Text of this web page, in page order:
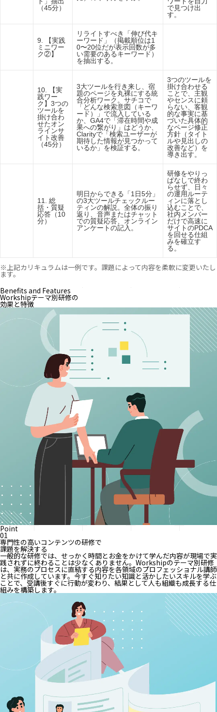
（45分）
で見つけ出
す。
9. 【実践
ミニワー
ク②】
リライトすべき「伸び代キ
ーワード」（掲載順位は1
0〜20位だが表示回数が多
い需要のあるキーワード）
を抽出する。
10. 【実
践ワー
ク】3つの
ツールを
掛け合わ
せたオン
ラインサ
イト改善
（45分）
3大ツールを行き来し、宿
題のページを丸裸にする統
合分析ワーク。サチコで
「どんな検索意図（キーワ
ード）」で流入している
か、GA4で「滞在時間や成
果への繋がり」はどうか、
Clarityで「検索ユーザーが
期待した情報が見つかって
いるか」を検証する。
3つのツールを
掛け合わせる
ことで、主観
やセンスに頼
らない、客観
的な事実に基
づいた具体的
なページ修正
方針（タイト
ルや見出しの
改善など）を
導き出す。
11. 総
括・質疑
応答（10
分）
明日からできる「1日5分」
の3大ツールチェックルー
ティンの解説。全体の振り
返り、音声またはチャット
での質疑応答、オンライン
アンケートの記入。
研修をやりっ
ぱなしで終わ
らせず、日々
の運用ルーテ
ィンに落とし
込むことで、
社内メンバー
だけで高速に
サイトのPDCA
を回せる仕組
みを確立す
る。
※上記カリキュラムは一例です。課題によって内容を柔軟に変更いたし
ます。
Benefits and Features
Workshipテーマ別研修の
効果と特徴
Point
01
専門性の高いコンテンツの研修で
課題を解決する
一般的な研修では、せっかく時間とお金をかけて学んだ内容が現場で実
践されずに終わることは少なくありません。Workshipのテーマ別研修
は、実務のプロセスに直結する内容を各領域のプロフェッショナル講師
と共に作成しています。今すぐ知りたい知識と活かしたいスキルを学ぶ
ことで、受講後すぐに行動が変わり、結果として人も組織も成長する仕
組みを構築します。